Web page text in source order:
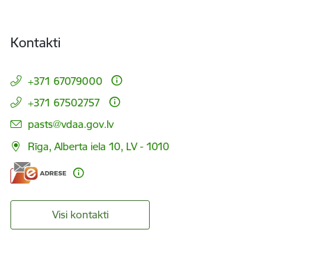
Kontakti
+371 67079000
+371 67502757
E-pasts:
pasts@vdaa.gov.lv
Rīga, Alberta iela 10, LV - 1010
Visi kontakti